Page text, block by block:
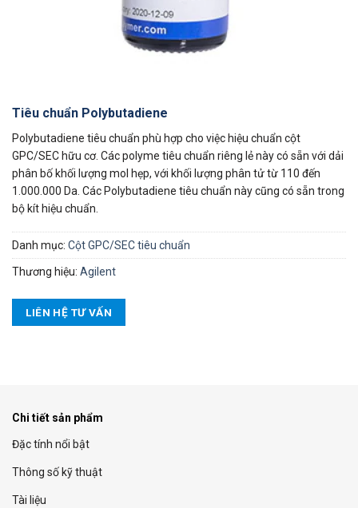
Tiêu chuẩn Polybutadiene
Polybutadiene tiêu chuẩn phù hợp cho việc hiệu chuẩn cột
GPC/SEC hữu cơ. Các polyme tiêu chuẩn riêng lẻ này có sẵn với dải
phân bố khối lượng mol hẹp, với khối lượng phân tử từ 110 đến
1.000.000 Da. Các Polybutadiene tiêu chuẩn này cũng có sẵn trong
bộ kít hiệu chuẩn.
Danh mục: Cột GPC/SEC tiêu chuẩn
Thương hiệu: Agilent
LIÊN HỆ TƯ VẤN
Chi tiết sản phẩm
Đặc tính nổi bật
Thông số kỹ thuật
Tài liệu